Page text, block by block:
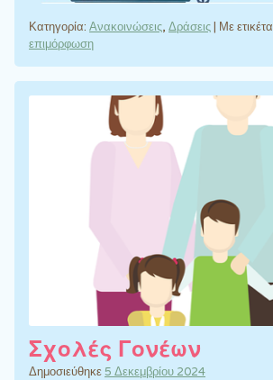
Κατηγορία: Ανακοινώσεις, Δράσεις| Με ετικέτα
επιμόρφωση
Σχολές Γονέων
Δημοσιεύθηκε 5 Δεκεμβρίου 2024